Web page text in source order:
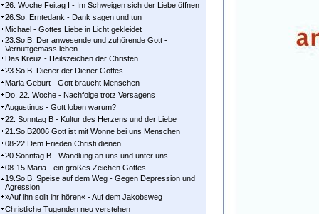
26. Woche Feitag I - Im Schweigen sich der Liebe öffnen
26.So. Erntedank - Dank sagen und tun
Michael - Gottes Liebe in Licht gekleidet
23.So.B. Der anwesende und zuhörende Gott -
Vernuftgemäss leben
Das Kreuz - Heilszeichen der Christen
23.So.B. Diener der Diener Gottes
Maria Geburt - Gott braucht Menschen
Do. 22. Woche - Nachfolge trotz Versagens
Augustinus - Gott loben warum?
22. Sonntag B - Kultur des Herzens und der Liebe
21.So.B2006 Gott ist mit Wonne bei uns Menschen
08-22 Dem Frieden Christi dienen
20.Sonntag B - Wandlung an uns und unter uns
08-15 Maria - ein großes Zeichen Gottes
19.So.B. Speise auf dem Weg - Gegen Depression und
Agression
»Auf ihn sollt ihr hören« - Auf dem Jakobsweg
Christliche Tugenden neu verstehen